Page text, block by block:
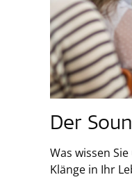
Der
Was wissen
Klänge in Ihr